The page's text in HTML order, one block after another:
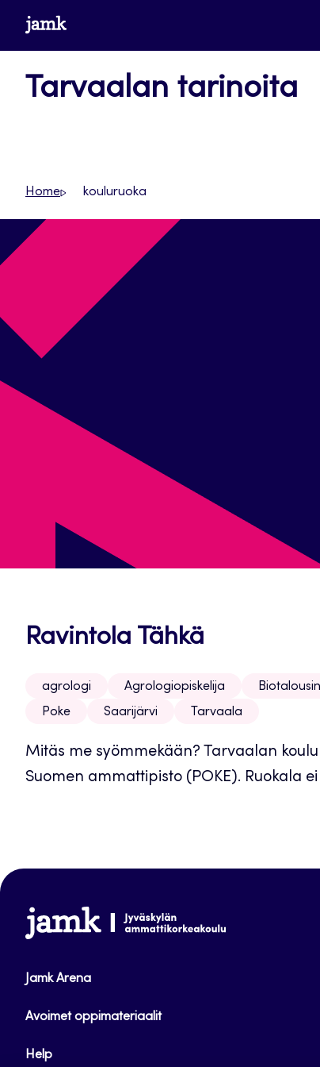
Siirrywww.jamk.fi
Tarvaalan tarinoita
Home kouluruoka
Ravintola Tähkä
agrologi Agrologiopiskelija
Poke
Saarijärvi Tarvaala
Mitäs me syömmekään? Tarvaalan
Suomen ammattipisto (POKE). Ruokala
www.jamk.fi
Jamk Arena
Avoimet oppimateriaalit
Help